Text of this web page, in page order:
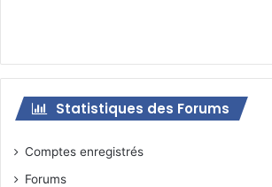
Statistiques des Forums
Comptes enregistrés
Forums